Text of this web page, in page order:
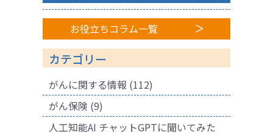
お役立ちコラム一覧
カテゴリー
がんに関する情報 (112)
がん保険 (9)
人工知能AI チャットGPTに聞いてみた